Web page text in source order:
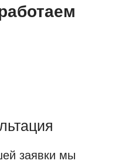
от срока
тщательностью
и подготовку к
заявки мы